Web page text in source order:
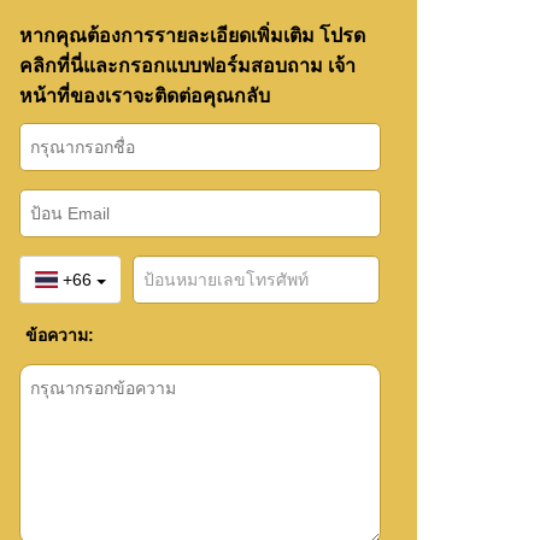
หากคุณต้องการรายละเอียดเพิ่มเติม โปรด
คลิกที่นี่และกรอกแบบฟอร์มสอบถาม เจ้า
หน้าที่ของเราจะติดต่อคุณกลับ
+66
ข้อความ: